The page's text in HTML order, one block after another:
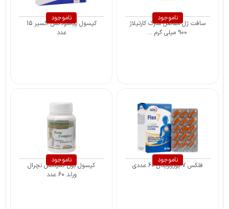
ناموجود
سافت ژل مفاصل شارک کارتیلاژ
900 میلی گرم ...
ناموجود
کپسول پیاسودکس اکسیر 15
عدد
ناموجود
فلکس 7 یوروویتال 60 عددی
ناموجود
کپسول بون کمپلکس نچرال
ورلد 60 عدد